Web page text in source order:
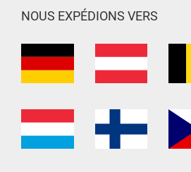
NOUS EXPÉDIONS VERS